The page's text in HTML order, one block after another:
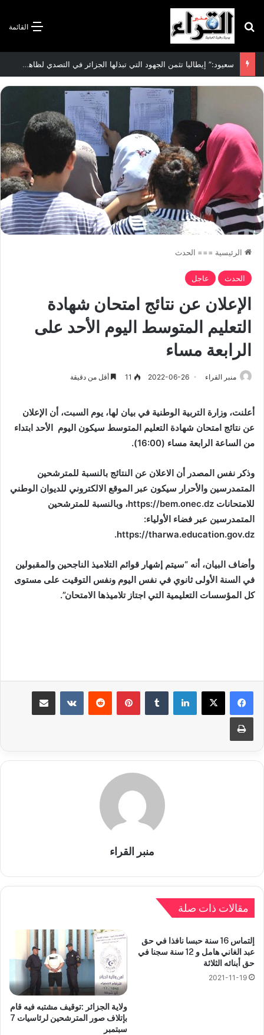
القائمة بحث عن
سعيود:” إيطاليا تثمن الجهود التي تبذلها الجزائر في التصدي لظاهرة الهجرة غير الشرعية”
الرئيسية === الحدث
الحدث عاجل
الإعلان عن نتائج امتحان شهادة
التعليم المتوسط اليوم الأحد على
الرابعة مساء
منبر القراء 2022-06-26
11 أقل من دقيقة
أعلنت، وزارة التربية الوطنية في بيان لها، يوم السبت، أن الإعلان
عن نتائج امتحان شهادة التعليم المتوسط سيكون اليوم الأحد ابتداء
من الساعة الرابعة مساء (16:00).
وذكر نفس المصدر أن الاعلان عن النتائج بالنسبة للمترشحين
المتمدرسين والأحرار سيكون عبر الموقع الالكتروني للديوان الوطني
للامتحانات https://bem.onec.dz، وبالنسبة للمترشحين
المتمدرسين عبر فضاء الأولياء:
https://tharwa.education.gov.dz
.
وأضاف البيان، أنه “سيتم إشهار قوائم التلاميذ الناجحين والمقبولين
في السنة الأولى ثانوي في نفس اليوم ونفس التوقيت على مستوى
كل المؤسسات التعليمية التي اجتاز تلاميذها الامتحان”.
لينكدإن بينتيريست
طباعة
منبر القراء
مقالات ذات صلة
إلتماس 16 سنة حبسا نافذا في حق
عبد الغاني هامل و 12 سنة سجنا في
حق أبنائه الثلاثة
2021-11-19
ولاية الجزائر :توقيف مشتبه فيه قام
بإتلاف صور المترشحين لرئاسيات 7
سبتمبر